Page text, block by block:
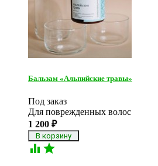
Бальзам «Альпийские травы»
Под заказ
Для поврежденных волос
1 200 ₽
 